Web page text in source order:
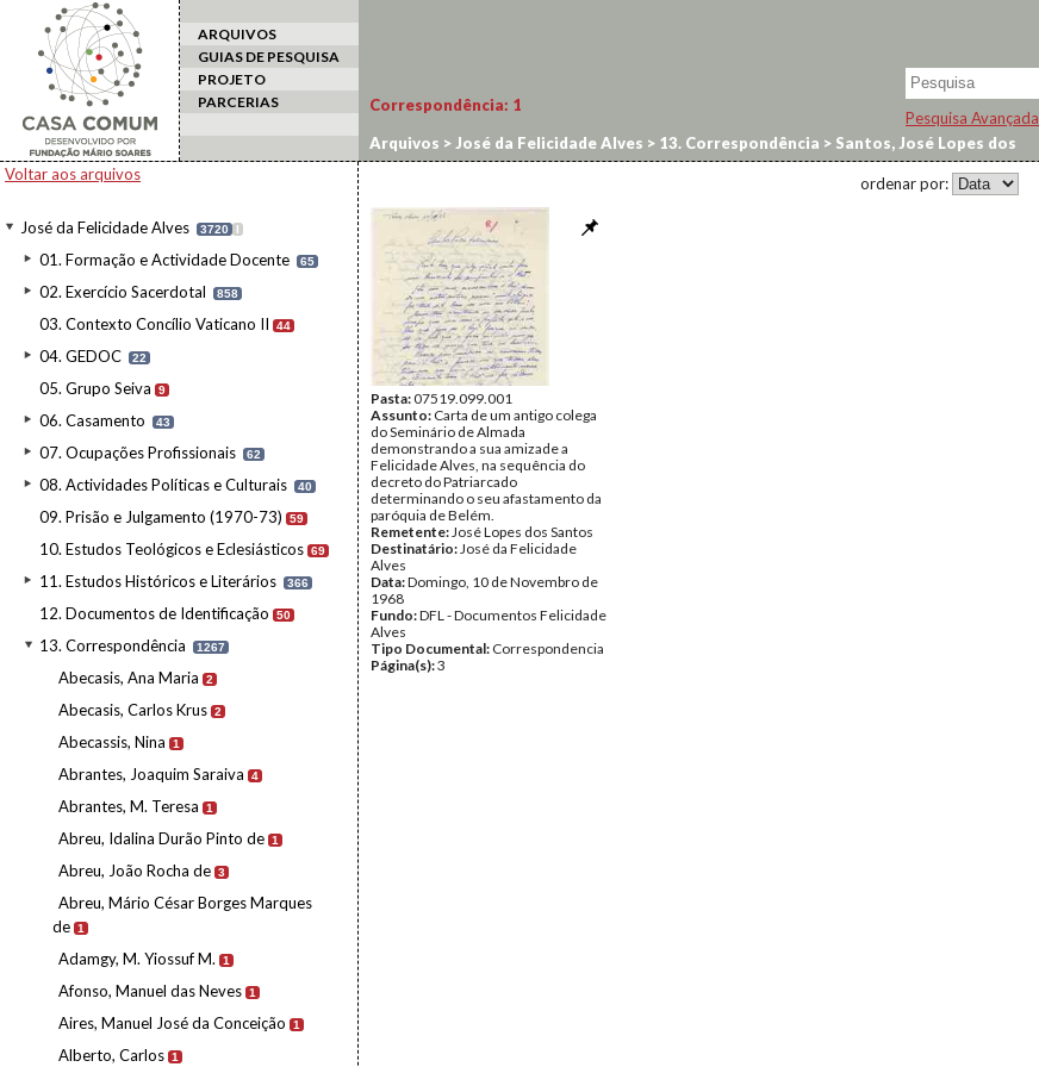
ARQUIVOS
GUIAS DE PESQUISA
PROJETO
PARCERIAS
Pesquisa Avançada
Voltar aos arquivos
José da Felicidade Alves 3720 I
01. Formação e Actividade Docente 65
02. Exercício Sacerdotal 858
03. Contexto Concílio Vaticano II 44
04. GEDOC 22
05. Grupo Seiva 9
06. Casamento 43
07. Ocupações Profissionais 62
08. Actividades Políticas e Culturais 40
09. Prisão e Julgamento (1970-73) 59
10. Estudos Teológicos e Eclesiásticos 69
11. Estudos Históricos e Literários 366
12. Documentos de Identificação 50
13. Correspondência 1267
Abecasis, Ana Maria 2
Abecasis, Carlos Krus 2
Abecassis, Nina 1
Abrantes, Joaquim Saraiva 4
Abrantes, M. Teresa 1
Abreu, Idalina Durão Pinto de 1
Abreu, João Rocha de 3
Abreu, Mário César Borges Marques
de 1
Adamgy, M. Yiossuf M. 1
Afonso, Manuel das Neves 1
Aires, Manuel José da Conceição 1
Alberto, Carlos 1
Correspondência: 1
Arquivos > José da Felicidade Alves > 13. Correspondência > Santos, José Lopes dos
ordenar por:
Pasta:07519.099.001
Assunto: Carta de um antigo colega
do Seminário de Almada
demonstrando a sua amizade a
Felicidade Alves, na sequência do
decreto do Patriarcado
determinando o seu afastamento da
paróquia de Belém.
Remetente:José Lopes dos Santos
Destinatário:José da Felicidade
Alves
Data:Domingo, 10 de Novembro de
1968
Fundo:DFL - Documentos Felicidade
Alves
Tipo Documental: Correspondencia
Página(s):3